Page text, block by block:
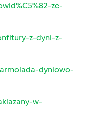
ze-
z-dyni-z-
dyniowo-
w-